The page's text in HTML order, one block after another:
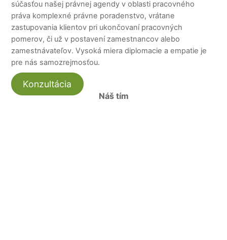
súčasťou našej právnej agendy v oblasti pracovného
práva komplexné právne poradenstvo, vrátane
zastupovania klientov pri ukončovaní pracovných
pomerov, či už v postavení zamestnancov alebo
zamestnávateľov. Vysoká miera diplomacie a empatie je
pre nás samozrejmosťou.
Konzultácia
Náš tím